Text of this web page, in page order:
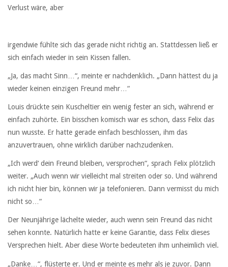
Verlust wäre, aber
irgendwie fühlte sich das gerade nicht richtig an. Stattdessen ließ er
sich einfach wieder in sein Kissen fallen.
„Ja, das macht Sinn…“, meinte er nachdenklich. „Dann hättest du ja
wieder keinen einzigen Freund mehr…“
Louis drückte sein Kuscheltier ein wenig fester an sich, während er
einfach zuhörte. Ein bisschen komisch war es schon, dass Felix das
nun wusste. Er hatte gerade einfach beschlossen, ihm das
anzuvertrauen, ohne wirklich darüber nachzudenken.
„Ich werd‘ dein Freund bleiben, versprochen“, sprach Felix plötzlich
weiter. „Auch wenn wir vielleicht mal streiten oder so. Und während
ich nicht hier bin, können wir ja telefonieren. Dann vermisst du mich
nicht so…“
Der Neunjährige lächelte wieder, auch wenn sein Freund das nicht
sehen konnte. Natürlich hatte er keine Garantie, dass Felix dieses
Versprechen hielt. Aber diese Worte bedeuteten ihm unheimlich viel.
„Danke…“, flüsterte er. Und er meinte es mehr als je zuvor. Dann